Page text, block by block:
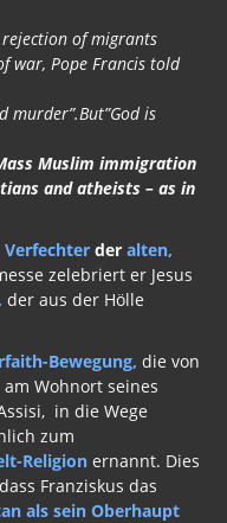
war, Pope Francis told
is
Muslim immigration
and atheists – as in
zelebriert er Jesus
der aus der Hölle
am Wohnort seines
in die Wege
zum
Religion
Franziskus das
als sein Oberhaupt